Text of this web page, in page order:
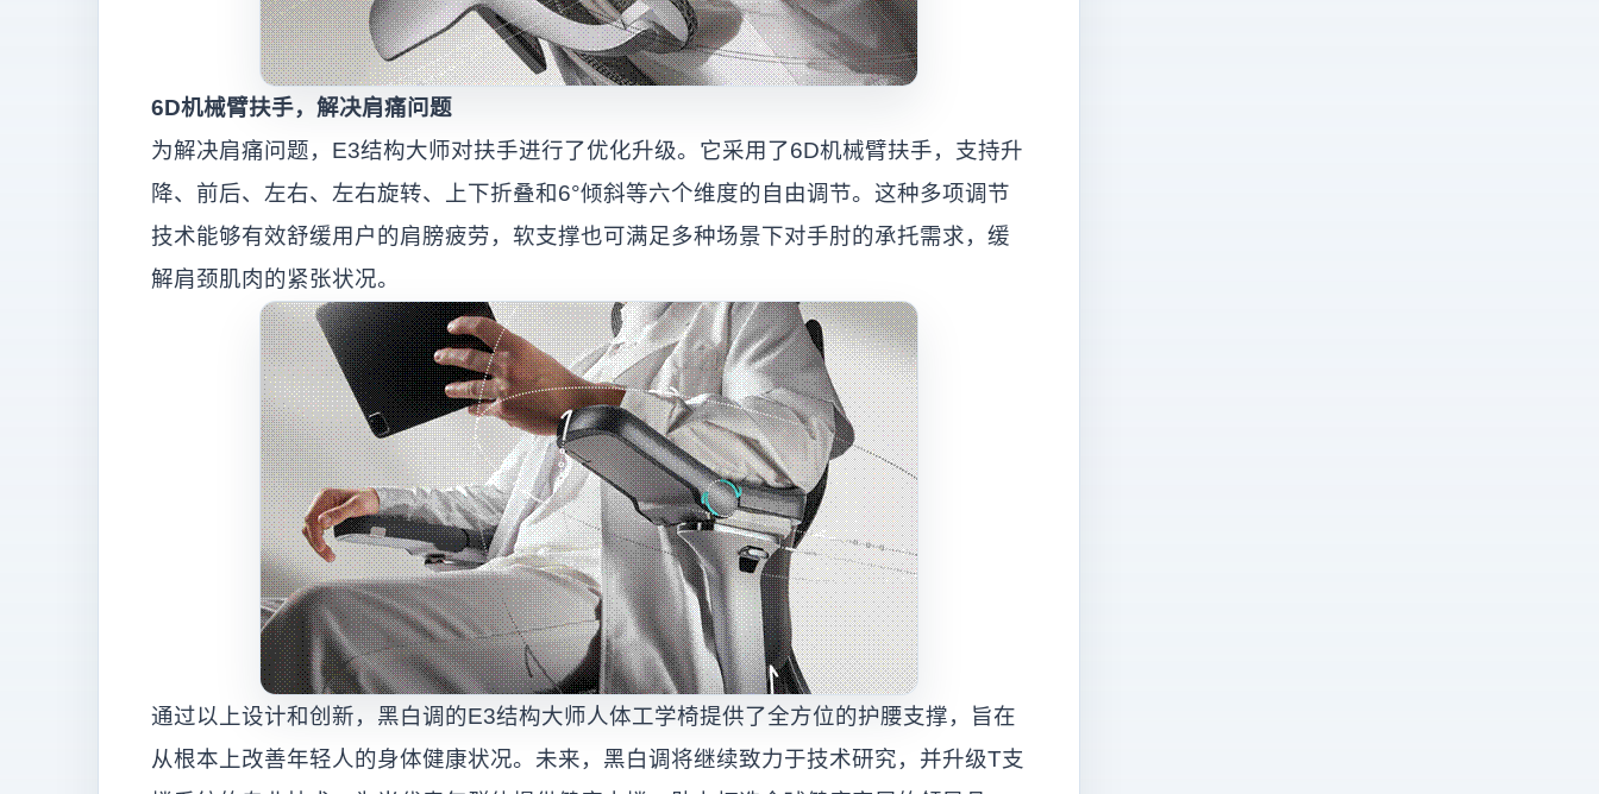
6D机械臂扶手，解决肩痛问题
为解决肩痛问题，E3结构大师对扶手进行了优化升级。它采用了6D机械臂扶手，支持升
降、前后、左右、左右旋转、上下折叠和6°倾斜等六个维度的自由调节。这种多项调节
技术能够有效舒缓用户的肩膀疲劳，软支撑也可满足多种场景下对手肘的承托需求，缓
解肩颈肌肉的紧张状况。
通过以上设计和创新，黑白调的E3结构大师人体工学椅提供了全方位的护腰支撑，旨在
从根本上改善年轻人的身体健康状况。未来，黑白调将继续致力于技术研究，并升级T支